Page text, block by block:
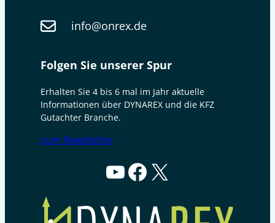
info@onrex.de
Folgen Sie unserer Spur
Erhalten Sie 4 bis 6 mal im Jahr aktuelle
Informationen über DYNAREX und die KFZ
Gutachter Branche.
zum Newsletter
YouTube
Facebook
X